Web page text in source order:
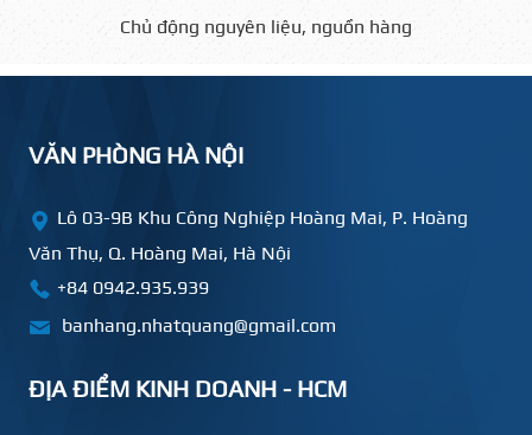
Chủ động nguyên liệu, nguồn hàng
VĂN PHÒNG HÀ NỘI
Lô 03-9B Khu Công Nghiệp Hoàng Mai, P. Hoàng
Văn Thụ, Q. Hoàng Mai, Hà Nội
+84 0942.935.939
banhang.nhatquang@gmail.com
ĐỊA ĐIỂM KINH DOANH - HCM